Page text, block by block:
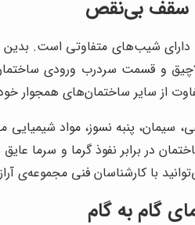
سقف بی‌نقص
دارای شیب‌های متفاوتی است.
و قسمت سردرب ورودی
از سایر ساختمان‌های همجوار
سیمان، پنبه نسوز، مواد
در برابر نفوذ گرما و سرما
با کارشناسان فنی مجموعه‌ی
گام به گام